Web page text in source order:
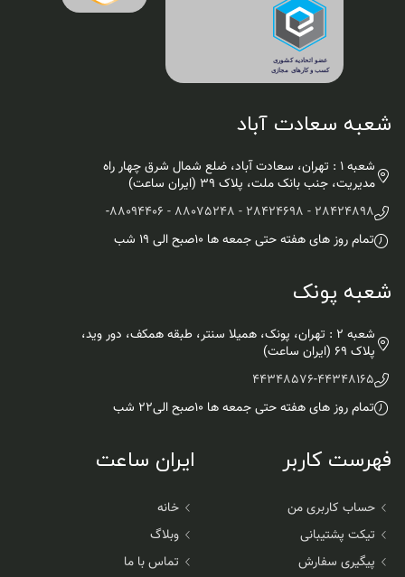
شعبه سعادت آباد
شعبه 1 : تهران، سعادت آباد، ضلع شمال شرق چهار راه
مدیریت، جنب بانک ملت، پلاک ۳۹ (ایران ساعت)
28424898 - 28424698 - 88075248 - 88094406
-
تمام روز های هفته حتی جمعه ها ۱۰صبح الی ۱۹ شب
شعبه پونک
شعبه 2 : تهران، پونک، همیلا سنتر، طبقه همکف، دور وید،
پلاک 69 (ایران ساعت)
44348165
-
44348576
تمام روز های هفته حتی جمعه ها ۱۰صبح الی۲۲ شب
فهرست کاربر
حساب کاربری من
تیکت پشتیبانی
پیگیری سفارش
ایران ساعت
خانه
وبلاگ
تماس با ما